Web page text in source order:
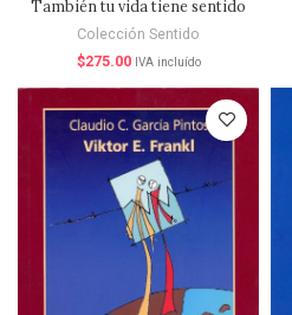
También tu vida tiene sentido
Colección Sentido
$275.00 IVA incluído